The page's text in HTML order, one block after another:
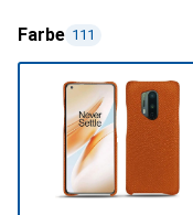
Farbe 111